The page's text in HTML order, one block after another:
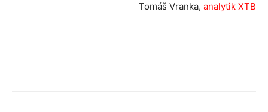
Tomáš Vranka, analytik XTB